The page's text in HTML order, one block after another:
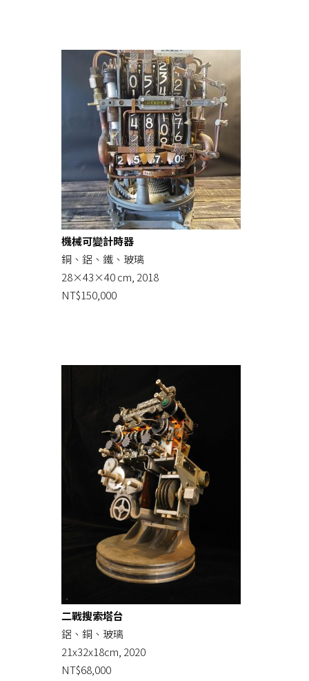
機械可變計時器
銅、鋁、鐵、玻璃
28×43×40 cm, 2018
NT$150,000
二戰搜索塔台
鋁、銅、玻璃
21x32x18cm, 2020
NT$68,000